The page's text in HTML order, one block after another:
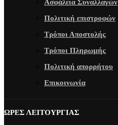
Ασφάλεια Συναλλαγών
Πολιτική επιστροφών
Τρόποι Αποστολής
Τρόποι Πληρωμής
Πολιτική απορρήτου
Επικοινωνία
ΩΡΕΣ ΛΕΙΤΟΥΡΓΙΑΣ